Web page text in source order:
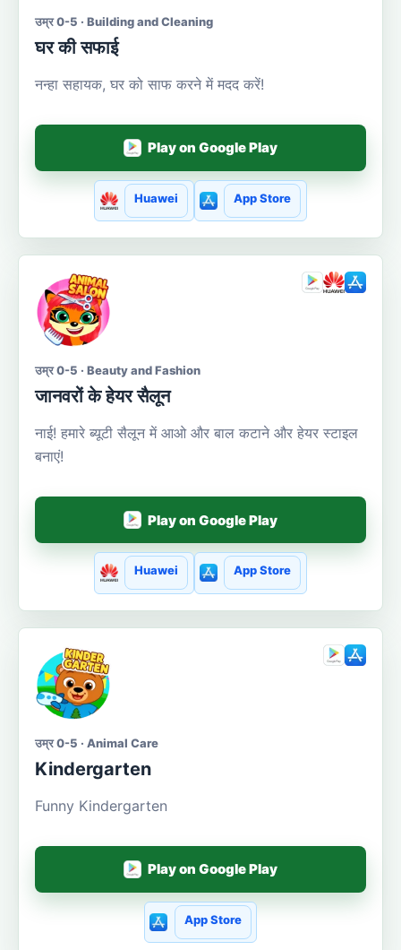
उम्र 0-5 · Building and Cleaning
घर की सफाई
नन्हा सहायक, घर को साफ करने में मदद करें!
Play on Google Play
Huawei App Store
उम्र 0-5 · Beauty and Fashion
जानवरों के हेयर सैलून
नाई! हमारे ब्यूटी सैलून में आओ और बाल कटाने और हेयर स्टाइल
बनाएं!
Play on Google Play
Huawei App Store
उम्र 0-5 · Animal Care
Kindergarten
Funny Kindergarten
Play on Google Play
App Store